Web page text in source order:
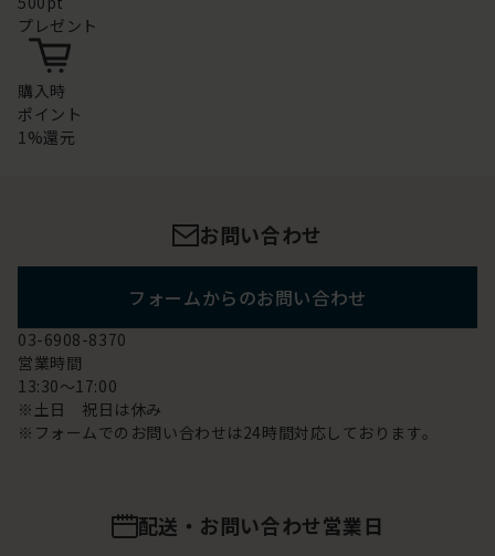
プレゼント
購入時
ポイント
1%還元
お問い合わせ
フォームからのお問い合わせ
03-6908-8370
営業時間
13:30～17:00
※土日 祝日は休み
※フォームでのお問い合わせは24時間対応しております。
配送・お問い合わせ営業日